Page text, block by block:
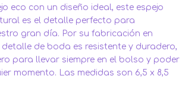
eco con un diseño ideal, este espejo
es el detalle perfecto para
gran día. Por su fabricación en
de boda es resistente y duradero,
para llevar siempre en el bolso y poder
momento. Las medidas son 6,5 x 8,5